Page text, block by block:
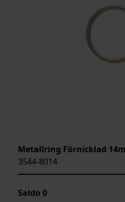
Metallring Förnicklad
3544-8014
Saldo 0